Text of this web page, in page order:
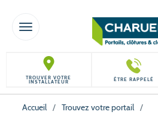
TOGGLE NAVIGATION
TROUVER VOTRE
INSTALLATEUR ÊTRE RAPPELÉ
Accueil / Trouvez votre portail /